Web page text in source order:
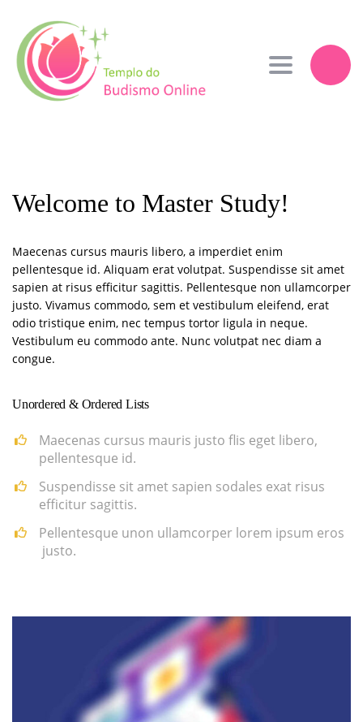
Toggle
Welcome to Master Study!
Maecenas cursus mauris libero, a imperdiet enim
pellentesque id. Aliquam erat volutpat. Suspendisse sit amet
sapien at risus efficitur sagittis. Pellentesque non ullamcorper
justo. Vivamus commodo, sem et vestibulum eleifend, erat
odio tristique enim, nec tempus tortor ligula in neque.
Vestibulum eu commodo ante. Nunc volutpat nec diam a
congue.
Unordered & Ordered Lists
Maecenas cursus mauris justo flis eget libero,
pellentesque id.
Suspendisse sit amet sapien sodales exat risus
efficitur sagittis.
Pellentesque unon ullamcorper lorem ipsum eros
justo.